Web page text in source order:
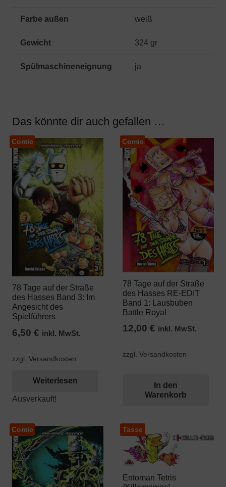
Farbe außen weiß
Gewicht 324 gr
Spülmaschineneignung ja
Das könnte dir auch gefallen …
Comic
78 Tage auf der Straße
des Hasses Band 3: Im
Angesicht des
Spielführers
6,50 € inkl. MwSt.
zzgl. Versandkosten
Weiterlesen
Ausverkauft!
Comic
78 Tage auf der Straße
des Hasses RE-EDIT
Band 1: Lausbuben
Battle Royal
12,00€ inkl. MwSt.
zzgl. Versandkosten
In den
Warenkorb
Comic Tasse
Entoman Tetris